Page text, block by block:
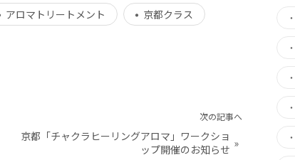
アロマトリートメント
京都クラス
次の記事へ
京都「チャクラヒーリングアロマ」ワークショ
ップ開催のお知らせ »
・
・
・
・
・